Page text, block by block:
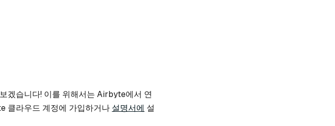
겠습니다! 이를 위해서는 Airbyte에서 연
클라우드 계정에 가입하거나 설명서에 설